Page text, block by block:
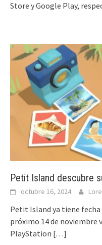
Store y Google Play,
Petit Island descubre
octubre 16, 2024
Petit Island ya tiene fecha
próximo 14 de noviembre
PlayStation […]